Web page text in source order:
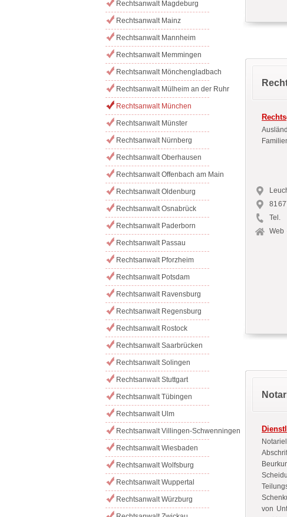
Rechtsanwalt Magdeburg
Rechtsanwalt Mainz
Rechtsanwalt Mannheim
Rechtsanwalt Memmingen
Rechtsanwalt Mönchengladbach
Rechtsanwalt Mülheim an der Ruhr
Rechtsanwalt München
Rechtsanwalt Münster
Rechtsanwalt Nürnberg
Rechtsanwalt Oberhausen
Rechtsanwalt Offenbach am Main
Rechtsanwalt Oldenburg
Rechtsanwalt Osnabrück
Rechtsanwalt Paderborn
Rechtsanwalt Passau
Rechtsanwalt Pforzheim
Rechtsanwalt Potsdam
Rechtsanwalt Ravensburg
Rechtsanwalt Regensburg
Rechtsanwalt Rostock
Rechtsanwalt Saarbrücken
Rechtsanwalt Solingen
Rechtsanwalt Stuttgart
Rechtsanwalt Tübingen
Rechtsanwalt Ulm
Rechtsanwalt Villingen-Schwenningen
Rechtsanwalt Wiesbaden
Rechtsanwalt Wolfsburg
Rechtsanwalt Wuppertal
Rechtsanwalt Würzburg
Tel.
Web
von